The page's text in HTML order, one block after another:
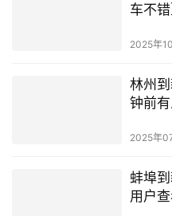
车不错
2025年
林州
钟前有
2025年
蚌埠
用户查